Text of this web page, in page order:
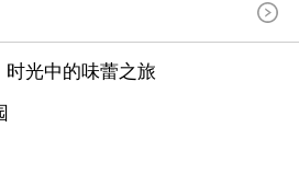
光中的味蕾之旅